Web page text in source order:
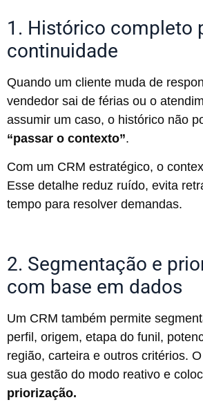
1. Histórico completo
continuidade
Quando um cliente muda de
vendedor sai de férias ou o
assumir um caso, o histórico não
“passar o contexto”.
Com um CRM estratégico, o
Esse detalhe reduz ruído, evita
tempo para resolver demandas.
2. Segmentação e
com base em dados
Um CRM também permite
perfil, origem, etapa do funil,
região, carteira e outros critérios.
sua gestão do modo reativo e
priorização.